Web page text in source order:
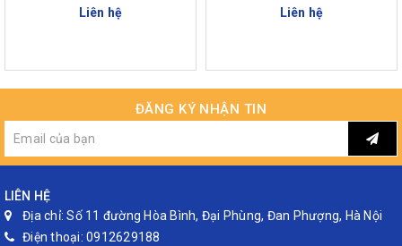
Liên hệ
Liên hệ
ĐĂNG KÝ NHẬN TIN
LIÊN HỆ
Địa chỉ: Số 11 đường Hòa Bình, Đại Phùng, Đan Phượng, Hà Nội
Điện thoại: 0912629188